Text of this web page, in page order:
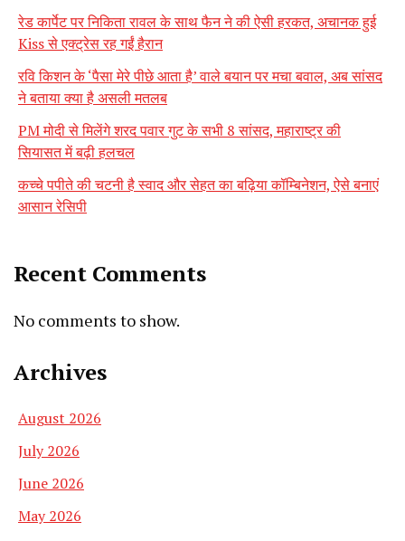
रेड कार्पेट पर निकिता रावल के साथ फैन ने की ऐसी हरकत, अचानक हुई
Kiss से एक्ट्रेस रह गईं हैरान
रवि किशन के ‘पैसा मेरे पीछे आता है’ वाले बयान पर मचा बवाल, अब सांसद
ने बताया क्या है असली मतलब
PM मोदी से मिलेंगे शरद पवार गुट के सभी 8 सांसद, महाराष्ट्र की
सियासत में बढ़ी हलचल
कच्चे पपीते की चटनी है स्वाद और सेहत का बढ़िया कॉम्बिनेशन, ऐसे बनाएं
आसान रेसिपी
Recent Comments
No comments to show.
Archives
August 2026
July 2026
June 2026
May 2026